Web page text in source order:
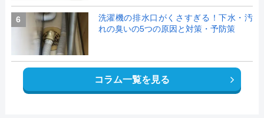
6
洗濯機の排水口がくさすぎる！下水・汚
れの臭いの5つの原因と対策・予防策
コラム一覧を見る